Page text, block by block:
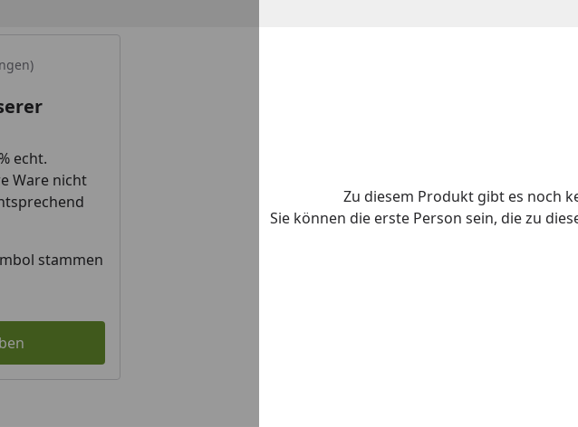
echt.
Ware nicht
stammen
Zu diesem Produkt gibt es noch
Sie können die erste Person sein, die zu